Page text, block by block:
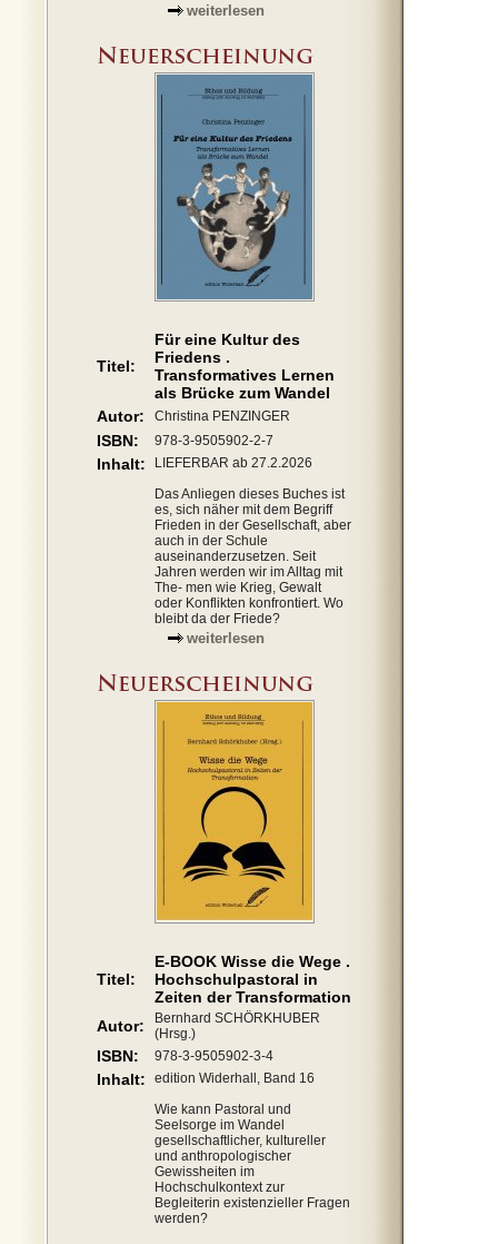
weiterlesen
Titel:
Für eine Kultur des
Friedens .
Transformatives Lernen
als Brücke zum Wandel
Autor:
Christina PENZINGER
ISBN: 978-3-9505902-2-7
Inhalt:
LIEFERBAR ab 27.2.2026
Das Anliegen dieses Buches ist
es, sich näher mit dem Begriff
Frieden in der Gesellschaft, aber
auch in der Schule
auseinanderzusetzen. Seit
Jahren werden wir im Alltag mit
The- men wie Krieg, Gewalt
oder Konflikten konfrontiert. Wo
bleibt da der Friede?
weiterlesen
Titel:
E-BOOK Wisse die Wege .
Hochschulpastoral in
Zeiten der Transformation
Autor:
Bernhard SCHÖRKHUBER
(Hrsg.)
ISBN: 978-3-9505902-3-4
Inhalt:
edition Widerhall, Band 16
Wie kann Pastoral und
Seelsorge im Wandel
gesellschaftlicher, kultureller
und anthropologischer
Gewissheiten im
Hochschulkontext zur
Begleiterin existenzieller Fragen
werden?